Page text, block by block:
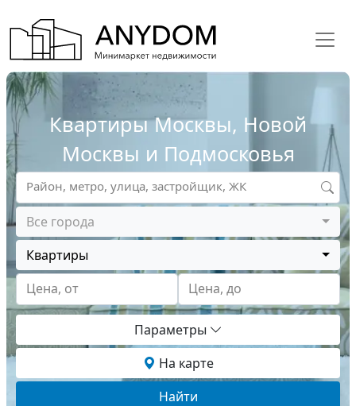
Квартиры Москвы, Новой
Москвы и Подмосковья
Все города
Квартиры
Цена, от
Цена, до
Район, метро, улица, застройщик, ЖК
Параметры
На карте
Найти